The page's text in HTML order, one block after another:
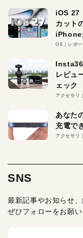
iOS 27
カット
iPhone
OS レポー
レビュ
ェック
アクセサリ
あなた
充電で
アクセサリ
SNS
最新記事やお知らせ
ぜひフォローをお願い